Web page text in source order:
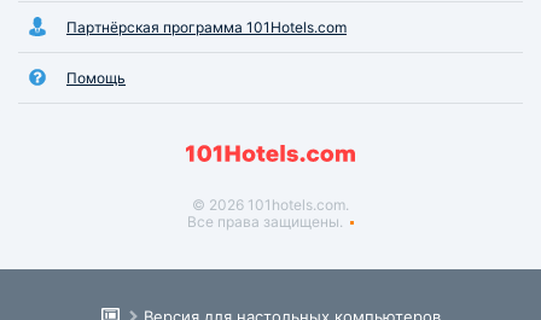
Партнёрская программа 101Hotels.com
Помощь
© 2026 101hotels.com.
Все права защищены.
Версия для настольных компьютеров